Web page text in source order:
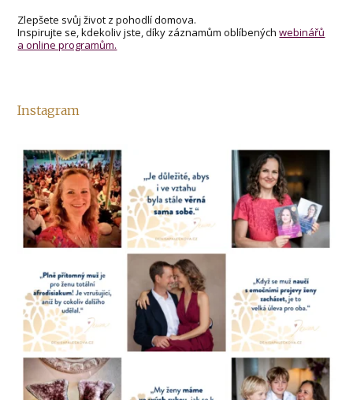
Zlepšete svůj život z pohodlí domova.
Inspirujte se, kdekoliv jste, díky záznamům oblíbenýchwebinářů
a online programům.
Instagram